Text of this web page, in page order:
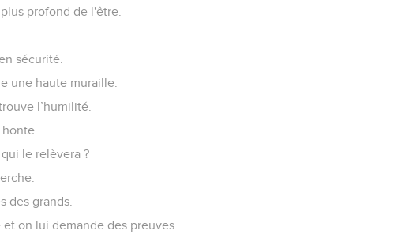
profond de l'être.
sécurité.
une haute muraille.
l’humilité.
le relèvera ?
des grands.
on lui demande des preuves.